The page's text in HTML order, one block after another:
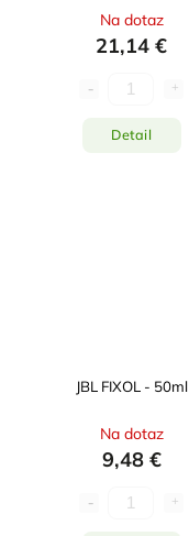
Na dotaz
21,14 €
Detail
JBL FIXOL - 50ml
Na dotaz
9,48 €